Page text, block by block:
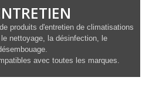
produits d'entretien de climatisations
nettoyage, la désinfection, le
avec toutes les marques.